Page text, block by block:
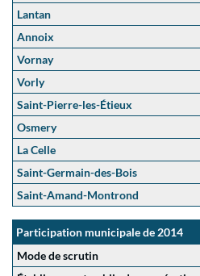
Lantan
Annoix
Vornay
Vorly
Saint-Pierre-les-Étieux
Osmery
La Celle
Saint-Germain-des-Bois
Saint-Amand-Montrond
Participation municipale de 2014
Mode de scrutin